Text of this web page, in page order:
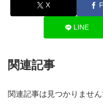
X
LINE
関連記事
関連記事は見つかりません